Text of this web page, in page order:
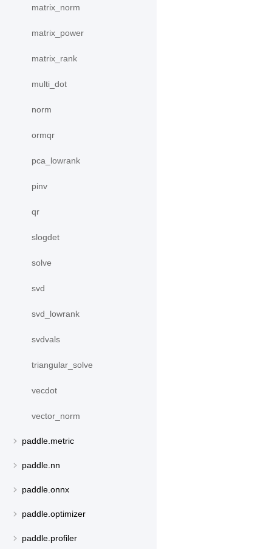
matrix_norm
matrix_power
matrix_rank
multi_dot
norm
ormqr
pca_lowrank
pinv
qr
slogdet
solve
svd
svd_lowrank
svdvals
triangular_solve
vecdot
vector_norm
paddle.metric
paddle.nn
paddle.onnx
paddle.optimizer
paddle.profiler